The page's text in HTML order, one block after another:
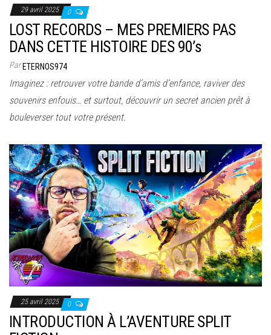
29 avril 2025 0
LOST RECORDS – MES PREMIERS PAS
DANS CETTE HISTOIRE DES 90’s
ParETERNOS974
Imaginez : retrouver votre bande d’amis d’enfance, raviver des
souvenirs enfouis… et surtout, découvrir un secret ancien prêt à
bouleverser tout votre présent.
25 avril 2025 0
INTRODUCTION À L’AVENTURE SPLIT